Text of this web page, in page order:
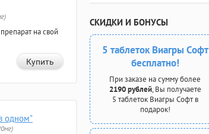
на свой
Купить
одном"
СКИДКИ И БОНУСЫ
5 таблеток Виагры Софт
бесплатно!
При заказе на сумму более
2190 рублей, Вы получаете
5 таблеток Виагры Софт в
подарок!